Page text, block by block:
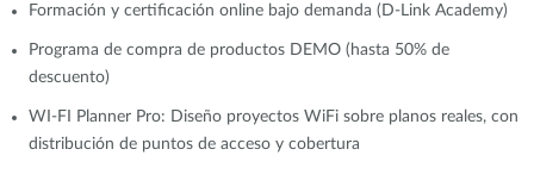
Formación y certificación online bajo demanda (D-Link Academy)
Programa de compra de productos DEMO (hasta 50% de
descuento)
WI-FI Planner Pro: Diseño proyectos WiFi sobre planos reales, con
distribución de puntos de acceso y cobertura